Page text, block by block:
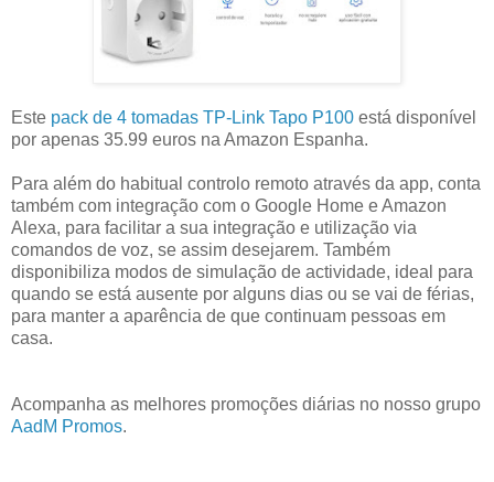
Este pack de 4 tomadas TP-Link Tapo P100 está disponível
por apenas 35.99 euros na Amazon Espanha.
Para além do habitual controlo remoto através da app, conta
também com integração com o Google Home e Amazon
Alexa, para facilitar a sua integração e utilização via
comandos de voz, se assim desejarem. Também
disponibiliza modos de simulação de actividade, ideal para
quando se está ausente por alguns dias ou se vai de férias,
para manter a aparência de que continuam pessoas em
casa.
Acompanha as melhores promoções diárias no nosso grupo
AadM Promos.